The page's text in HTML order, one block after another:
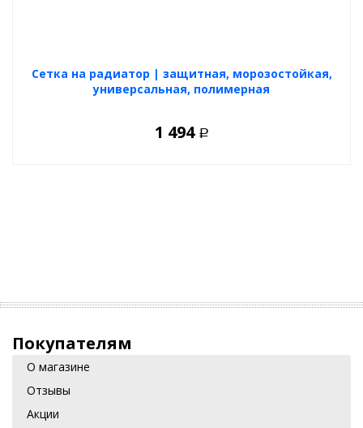
Cетка на радиатор | защитная, морозостойкая,
универсальная, полимерная
1 494 Р
Покупателям
О магазине
Отзывы
Акции